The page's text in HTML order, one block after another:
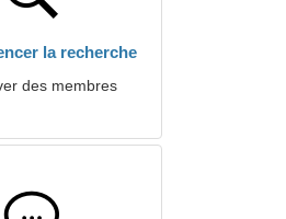
la recherche
des membres